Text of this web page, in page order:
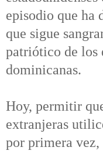
episodio que ha
que sigue
patriótico de los
dominicanas.
Hoy, permitir
extranjeras
por primera